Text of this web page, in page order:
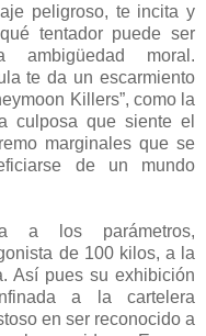
peligroso, te incita y
tentador puede ser
ambigüedad moral.
te da un escarmiento
Killers”, como la
culposa que siente el
marginales que se
de un mundo
a los parámetros,
de 100 kilos, a la
Así pues su exhibición
a la cartelera
en ser reconocido a